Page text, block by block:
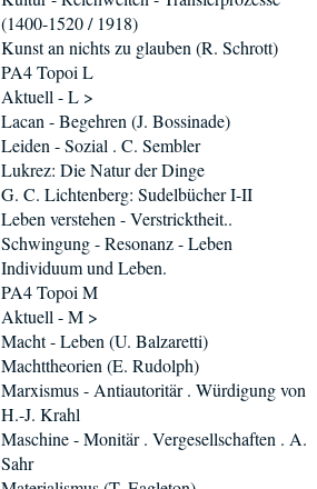
(1400-1520 / 1918)
Kunst an nichts zu glauben (R. Schrott)
PA4 Topoi L
Aktuell - L >
Lacan - Begehren (J. Bossinade)
Leiden - Sozial . C. Sembler
Lukrez: Die Natur der Dinge
G. C. Lichtenberg: Sudelbücher I-II
Leben verstehen - Verstricktheit..
Schwingung - Resonanz - Leben
Individuum und Leben.
PA4 Topoi M
Aktuell - M >
Macht - Leben (U. Balzaretti)
Machttheorien (E. Rudolph)
Marxismus - Antiautoritär . Würdigung von
H.-J. Krahl
Maschine - Monitär . Vergesellschaften . A.
Sahr